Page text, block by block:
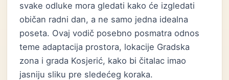
svake odluke mora gledati kako će izgledati
običan radni dan, a ne samo jedna idealna
poseta. Ovaj vodič posebno posmatra odnos
teme adaptacija prostora, lokacije Gradska
zona i grada Kosjerić, kako bi čitalac imao
jasniju sliku pre sledećeg koraka.